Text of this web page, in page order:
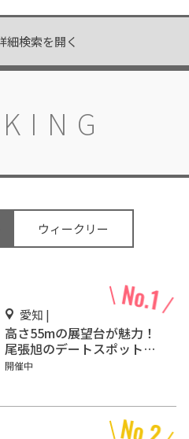
細検索を開く
ウィークリー
愛知 |
高さ55mの展望台が魅力！
尾張旭のデートスポット
「スカイワードあさひ」
開催中